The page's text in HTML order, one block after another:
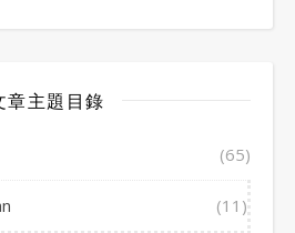
章主題目錄
(65)
(11)